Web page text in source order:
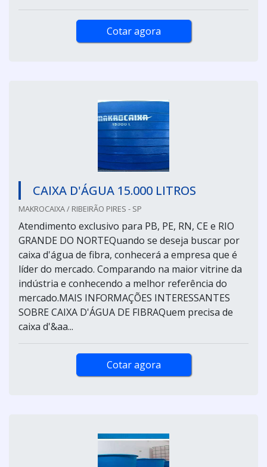
Cotar agora
CAIXA D'ÁGUA 15.000 LITROS
MAKROCAIXA / RIBEIRÃO PIRES - SP
Atendimento exclusivo para PB, PE, RN, CE e RIO
GRANDE DO NORTEQuando se deseja buscar por
caixa d'água de fibra, conhecerá a empresa que é
líder do mercado. Comparando na maior vitrine da
indústria e conhecendo a melhor referência do
mercado.MAIS INFORMAÇÕES INTERESSANTES
SOBRE CAIXA D'ÁGUA DE FIBRAQuem precisa de
caixa d'&aa...
Cotar agora